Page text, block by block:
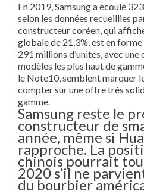
En 2019, Samsung a écoulé
selon les données recueillies
constructeur coréen, qui
globale de 21,3%, est en forme
291 millions d’unités, avec une
modèles les plus haut de
le Note10, semblent marquer
compter sur une offre très
gamme.
Samsung reste le
constructeur de
année, même si
rapproche. La
chinois pourrait
2020 s’il ne
du bourbier